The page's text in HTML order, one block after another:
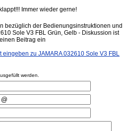
Immer wieder gerne!
bezüglich der Bedienungsinstruktionen und
Sole V3 FBL Grün, Gelb - Diskussion ist
Beitrag ein
eingeben zu JAMARA 032610 Sole V3 FBL
werden.